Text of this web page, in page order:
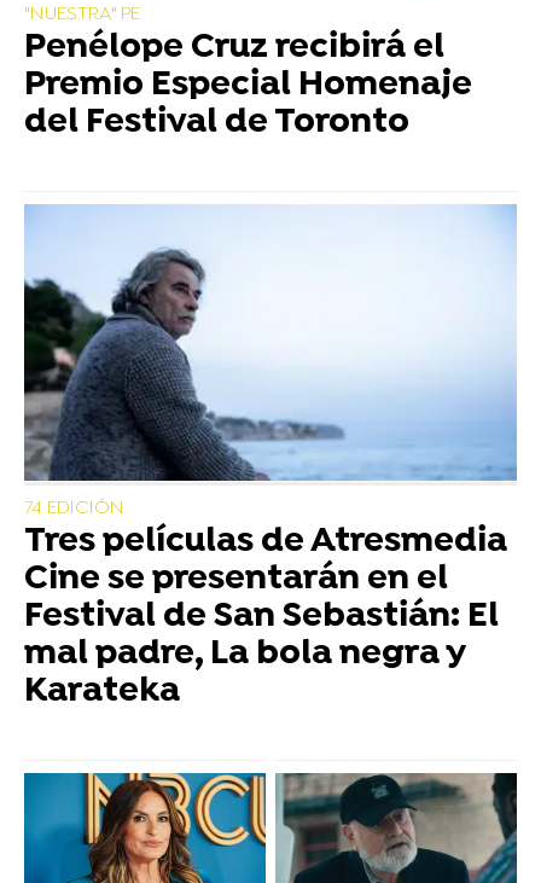
"NUESTRA" PE
Penélope Cruz recibirá el
Premio Especial Homenaje
del Festival de Toronto
74 EDICIÓN
Tres películas de Atresmedia
Cine se presentarán en el
Festival de San Sebastián: El
mal padre, La bola negra y
Karateka